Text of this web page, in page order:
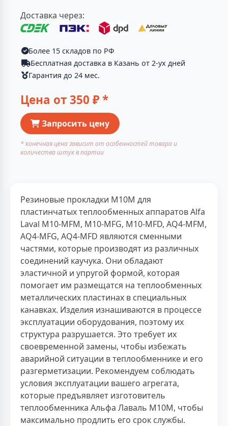
Доставка через:
Более 15 складов по РФ
Бесплатная доставка в Казань от 2-ух дней
Гарантия до 24 мес.
Цена от350 ₽ *
Запросить цену
* конечная цена зависит от особенностей товара и
количества штук в партии
Резиновые прокладки M10M для
пластинчатых теплообменных аппаратов Alfa
Laval M10-MFM, M10-MFG, M10-MFD, AQ4-MFM,
AQ4-MFG, AQ4-MFD являются сменными
частями, которые производят из различных
соединений каучука. Они обладают
эластичной и упругой формой, которая
помогает им размещатся на теплообменных
металлических пластинах в специальных
канавках. Изделия изнашиваются в процессе
эксплуатации оборудования, поэтому их
структура разрушается. Это требует их
своевременной замены, чтобы избежать
аварийной ситуации в теплообменнике и его
разгерметизации. Рекомендуем соблюдать
условия эксплуатации вашего агрегата,
которые предъявляет изготовитель
теплообменника Альфа Лаваль M10M, чтобы
максимально продлить его срок службы.